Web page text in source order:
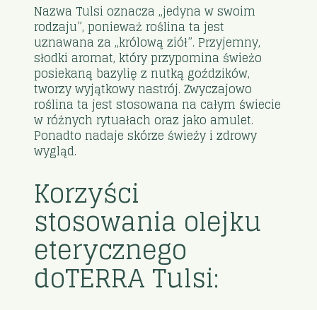
Nazwa Tulsi oznacza „jedyna w swoim
rodzaju”, ponieważ roślina ta jest
uznawana za „królową ziół”. Przyjemny,
słodki aromat, który przypomina świeżo
posiekaną bazylię z nutką goździków,
tworzy wyjątkowy nastrój. Zwyczajowo
roślina ta jest stosowana na całym świecie
w różnych rytuałach oraz jako amulet.
Ponadto nadaje skórze świeży i zdrowy
wygląd.
Korzyści
stosowania olejku
eterycznego
doTERRA Tulsi: